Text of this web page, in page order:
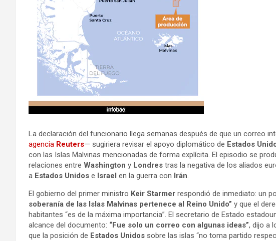
La declaración del funcionario llega semanas después de que un correo
agencia Reuters— sugiriera revisar el apoyo diplomático de Estados
con las Islas Malvinas mencionadas de forma explícita. El episodio se
relaciones entre Washington y Londres tras la negativa de los aliados
a Estados Unidos e Israel en la guerra con Irán.
El gobierno del primer ministro Keir Starmer respondió de inmediato: un
soberanía de las Islas Malvinas pertenece al Reino Unido” y que el
habitantes “es de la máxima importancia”. El secretario de Estado
alcance del documento: “Fue solo un correo con algunas ideas”, dijo a
que la posición de Estados Unidos sobre las islas “no toma partido